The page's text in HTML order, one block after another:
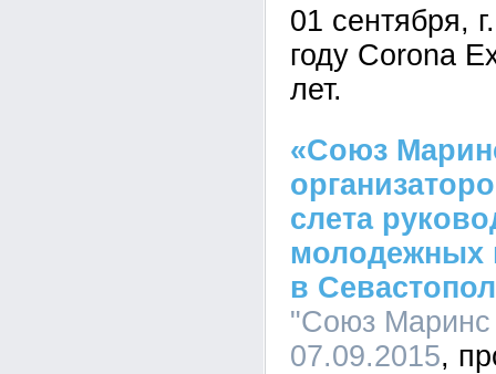
01 сентября,
году Corona
лет.
«Союз
слета
молодежных
в
"Союз Маринс
07.09.2015